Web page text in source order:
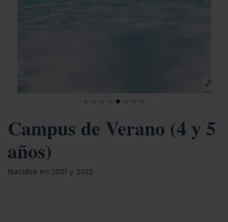
Campus de Verano (4 y 5
años)
Nacidos en 2021 y 2022